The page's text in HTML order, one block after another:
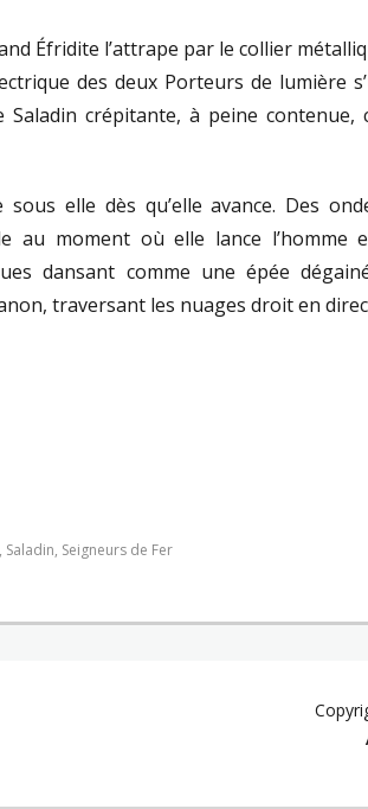
Éfridite l’attrape par le collier
des deux Porteurs de lumière
Saladin crépitante, à peine contenue,
elle dès qu’elle avance. Des
au moment où elle lance
dansant comme une épée
traversant les nuages droit en
, Saladin, Seigneurs de Fer